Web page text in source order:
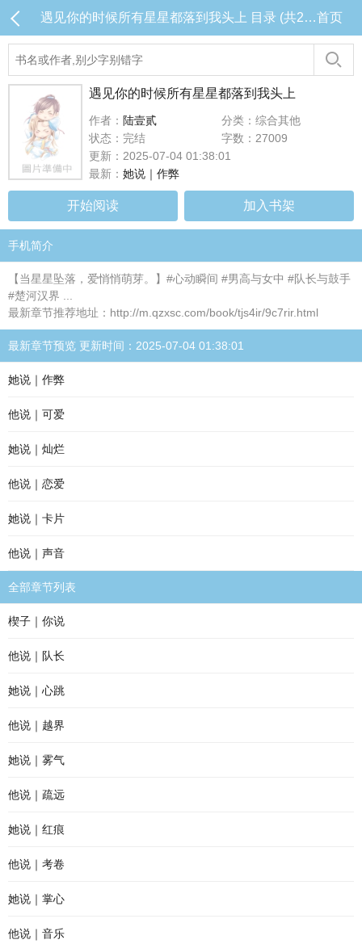
遇见你的时候所有星星都落到我头上 目录 (共23章)首页
遇见你的时候所有星星都落到我头上
作者： 陆壹贰
分类：综合其他
状态：完结
字数：27009
更新：2025-07-04 01:38:01
最新： 她说｜作弊
开始阅读 加入书架
手机简介
【当星星坠落，爱悄悄萌芽。】#心动瞬间 #男高与女中 #队长与鼓手
#楚河汉界 ...
最新章节推荐地址：http://m.qzxsc.com/book/tjs4ir/9c7rir.html
最新章节预览 更新时间：2025-07-04 01:38:01
她说｜作弊
他说｜可爱
她说｜灿烂
他说｜恋爱
她说｜卡片
他说｜声音
全部章节列表
楔子｜你说
他说｜队长
她说｜心跳
他说｜越界
她说｜雾气
他说｜疏远
她说｜红痕
他说｜考卷
她说｜掌心
他说｜音乐